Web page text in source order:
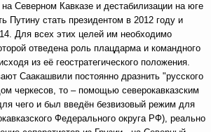
на Северном Кавказе и дестабилизации на юге
Путину стать президентом в 2012 году и
Для всех этих целей им необходимо
отведена роль плацдарма и командного
из её геостратегического положения.
Саакашвили постоянно дразнить "русского
черкесов, то – помощью северокавказским
чего и был введён безвизовый режим для
Федерального округа РФ), реально